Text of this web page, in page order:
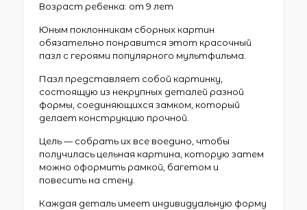
Возраст ребенка: от 9 лет
Юным поклонникам сборных картин
обязательно понравится этот красочный
пазл с героями популярного мультфильма.
Пазл представляет собой картинку,
состоящую из некрупных деталей разной
формы, соединяющихся замком, который
делает конструкцию прочной.
Цель — собрать их все воедино, чтобы
получилась цельная картина, которую затем
можно оформить рамкой, багетом и
повесить на стену.
Каждая деталь имеет индивидуальную форму